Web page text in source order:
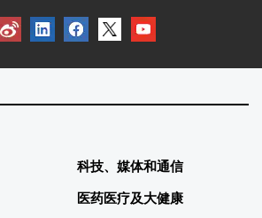
科技、媒体和通信
医药医疗及大健康